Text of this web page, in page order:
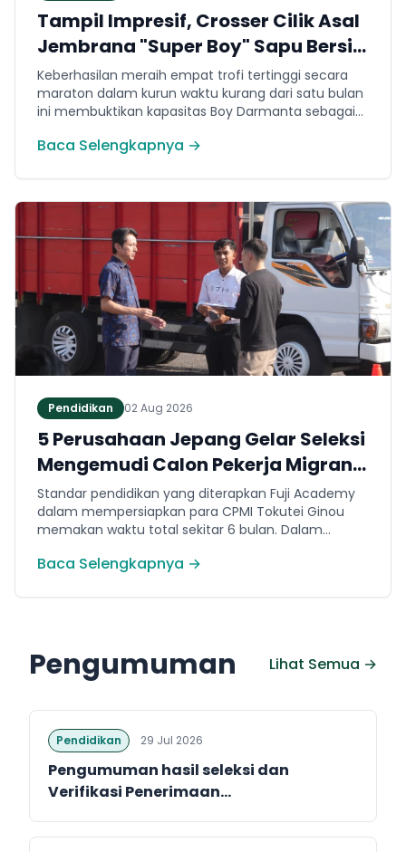
Tampil Impresif, Crosser Cilik Asal
Jembrana "Super Boy" Sapu Bersih
4 Gelar Juara Motocross 50cc di
Jawa
Keberhasilan meraih empat trofi tertinggi secara
maraton dalam kurun waktu kurang dari satu bulan
ini membuktikan kapasitas Boy Darmanta sebagai
dimiliki Jembrana di kancah motocross nasional
Baca Selengkapnya →
Pendidikan 02 Aug 2026
5 Perusahaan Jepang Gelar Seleksi
Mengemudi Calon Pekerja Migran
Jembrana
Standar pendidikan yang diterapkan Fuji Academy
dalam mempersiapkan para CPMI Tokutei Ginou
memakan waktu total sekitar 6 bulan. Dalam
menguasai sejumlah kompetensi. Seperti
(internal Fuji Academy). Sertifikasi resmi bahasa
Jepang.
Baca Selengkapnya →
Pengumuman Lihat Semua →
Pendidikan 29 Jul 2026
Pengumuman hasil seleksi dan
Verifikasi Penerimaan...